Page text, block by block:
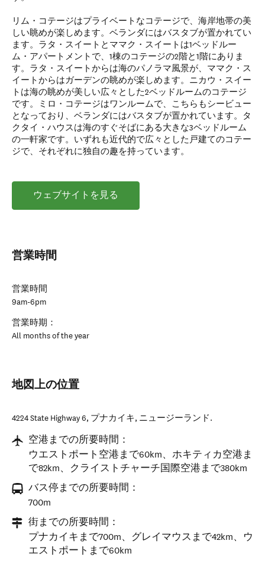
リム・コテージはプライベートなコテージで、海岸地帯の美
しい眺めが楽しめます。ベランダにはバスタブが置かれてい
ます。ラタ・スイートとママク・スイートは1ベッドルー
ム・アパートメントで、1棟のコテージの2階と1階にありま
す。ラタ・スイートからは海のパノラマ風景が、ママク・ス
イートからはガーデンの眺めが楽しめます。ニカウ・スイー
トは海の眺めが美しい広々とした2ベッドルームのコテージ
です。ミロ・コテージはワンルームで、こちらもシービュー
となっており、ベランダにはバスタブが置かれています。タ
クタイ・ハウスは海のすぐそばにある大きな3ベッドルーム
の一軒家です。いずれも近代的で広々とした戸建てのコテー
ジで、それぞれに独自の趣を持っています。
ウェブサイトを見る
営業時間
営業時間
9am-6pm
営業時期：
All months of the year
地図上の位置
4224 State Highway 6, プナカイキ, ニュージーランド.
空港までの所要時間：
ウエストポート空港まで60km、ホキティカ空港ま
で82km、クライストチャーチ国際空港まで380km
バス停までの所要時間：
700m
街までの所要時間：
プナカイキまで700m、グレイマウスまで42km、ウ
エストポートまで60km